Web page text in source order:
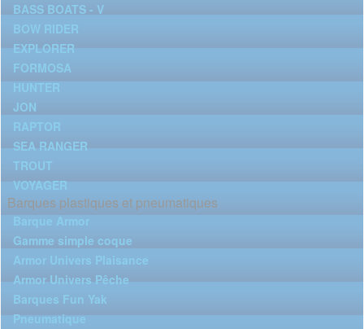
BASS BOATS - V
BOW RIDER
EXPLORER
FORMOSA
HUNTER
JON
RAPTOR
SEA RANGER
TROUT
VOYAGER
Barques plastiques et pneumatiques
Barque Armor
Gamme simple coque
Armor Univers Plaisance
Armor Univers Pêche
Barques Fun Yak
Pneumatique